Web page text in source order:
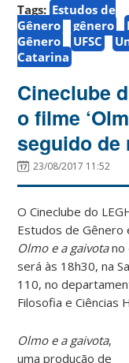
Tags: Estudos de
Gênero
gênero
Gênero
UFSC
Catarina
Cineclube
o filme
seguido de
23/08/2017 11:52
O Cineclube do
Estudos de
Olmo e a gaivotano
será às 18h30, na
110, no
Filosofia e Ciências
Olmo e a gaivota,
uma produção de